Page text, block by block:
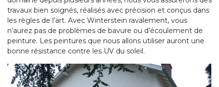
travaux bien soignés, réalisés avec précision et conçus dans
les règles de l’art. Avec Winterstein ravalement, vous
n’aurez pas de problèmes de bavure ou d’écoulement de
peinture. Les peintures que nous allons utiliser auront une
bonne résistance contre les UV du soleil.